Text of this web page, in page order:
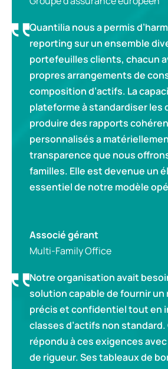
Quantilia nous a permis
reporting sur un ensemble
portefeuilles clients, chacun
propres arrangements de
composition d’actifs. La
plateforme à standardiser les
produire des rapports
personnalisés a
transparence que nous
familles. Elle est devenue un
essentiel de notre modèle
Associé gérant
Multi-Family Office
Notre organisation avait
solution capable de fournir
précis et confidentiel tout en
classes d’actifs non standard.
répondu à ces exigences
de rigueur. Ses tableaux de